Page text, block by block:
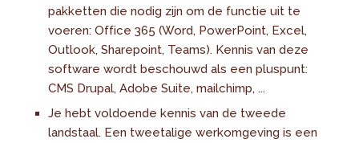
pakketten die nodig zijn om de functie uit te
voeren: Office 365 (Word, PowerPoint, Excel,
Outlook, Sharepoint, Teams). Kennis van deze
software wordt beschouwd als een pluspunt:
CMS Drupal, Adobe Suite, mailchimp, ...
Je hebt voldoende kennis van de tweede
landstaal. Een tweetalige werkomgeving is een